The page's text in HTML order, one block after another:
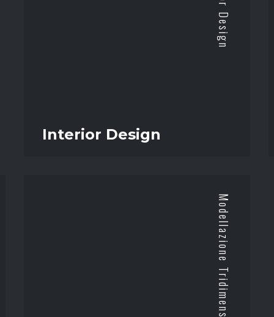
Interior Design
Modellazione Tridimensionale